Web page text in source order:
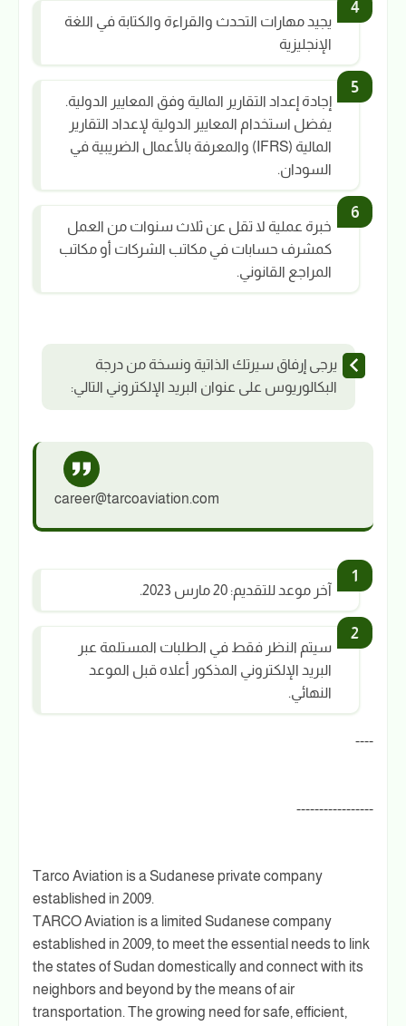
يجيد مهارات التحدث والقراءة والكتابة في اللغة
الإنجليزية
إجادة إعداد التقارير المالية وفق المعايير الدولية.
يفضل استخدام المعايير الدولية لإعداد التقارير
المالية (IFRS) والمعرفة بالأعمال الضريبية في
السودان.
خبرة عملية لا تقل عن ثلاث سنوات من العمل
كمشرف حسابات في مكاتب الشركات أو مكاتب
المراجع القانوني.
يرجى إرفاق سيرتك الذاتية ونسخة من درجة
البكالوريوس على عنوان البريد الإلكتروني التالي:
career@tarcoaviation.com
آخر موعد للتقديم: 20 مارس 2023.
سيتم النظر فقط في الطلبات المستلمة عبر
البريد الإلكتروني المذكور أعلاه قبل الموعد
النهائي.
----
-----------------
Tarco Aviation is a Sudanese private company
established in 2009.
TARCO Aviation is a limited Sudanese company
established in 2009, to meet the essential needs to link
the states of Sudan domestically and connect with its
neighbors and beyond by the means of air
transportation. The growing need for safe, efficient,